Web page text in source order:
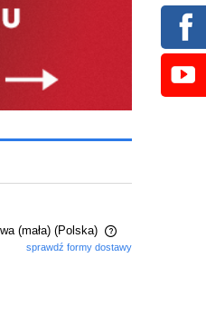
(mała) (Polska)
kosztów
sprawdź formy dostawy